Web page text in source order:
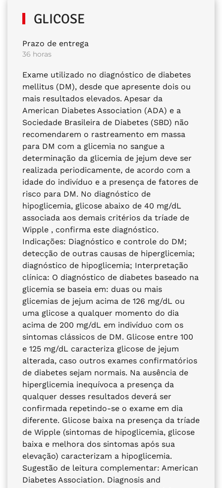
GLICOSE
Prazo de entrega
36 horas
Exame utilizado no diagnóstico de diabetes
mellitus (DM), desde que apresente dois ou
mais resultados elevados. Apesar da
American Diabetes Association (ADA) e a
Sociedade Brasileira de Diabetes (SBD) não
recomendarem o rastreamento em massa
para DM com a glicemia no sangue a
determinação da glicemia de jejum deve ser
realizada periodicamente, de acordo com a
idade do indivíduo e a presença de fatores de
risco para DM. No diagnóstico de
hipoglicemia, glicose abaixo de 40 mg/dL
associada aos demais critérios da tríade de
Wipple , confirma este diagnóstico.
Indicações: Diagnóstico e controle do DM;
detecção de outras causas de hiperglicemia;
diagnóstico de hipoglicemia; Interpretação
clínica: O diagnóstico de diabetes baseado na
glicemia se baseia em: duas ou mais
glicemias de jejum acima de 126 mg/dL ou
uma glicose a qualquer momento do dia
acima de 200 mg/dL em indivíduo com os
sintomas clássicos de DM. Glicose entre 100
e 125 mg/dL caracteriza glicose de jejum
alterada, caso outros exames confirmatórios
de diabetes sejam normais. Na ausência de
hiperglicemia inequívoca a presença da
qualquer desses resultados deverá ser
confirmada repetindo-se o exame em dia
diferente. Glicose baixa na presença da tríade
de Wipple (sintomas de hipoglicemia, glicose
baixa e melhora dos sintomas após sua
elevação) caracterizam a hipoglicemia.
Sugestão de leitura complementar: American
Diabetes Association. Diagnosis and